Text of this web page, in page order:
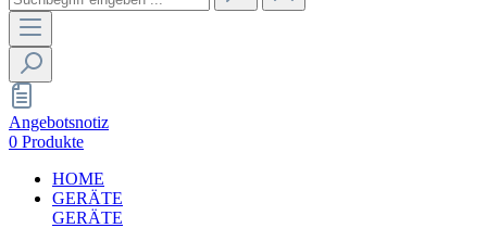
Angebotsnotiz
0 Produkte
HOME
GERÄTE
GERÄTE